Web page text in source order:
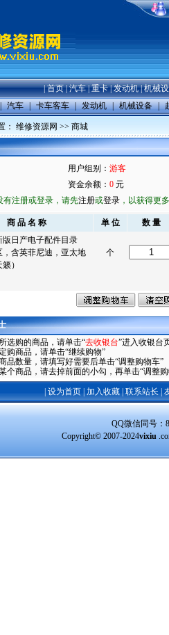
|首页|汽车|重卡|发动机|机械
| 汽车 | 卡车客车 | 发动机 | 机械设备 |
： 维修资源网 >> 商城
用户组别： 游客
资金余额： 0 元
有注册或登录，请先注册或登录 ，以获得更
商 品 名 称 单 位
数 量
版日产电子配件目录
，含英菲尼迪，亚太地
）
个
选购的商品，请单击“去收银台”进入收银台
购商品，请单击“继续购物”
品数量，请填写好需要后单击“调整购物车”
个商品，请去掉前面的小勾，再单击“调整
设为首页| 加入收藏| 联系站长
QQ微信同号：
Copyright© 2007-2024vixiu